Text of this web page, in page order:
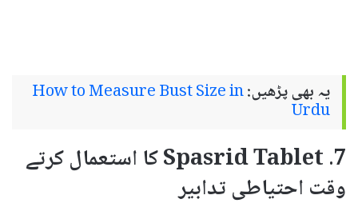
یہ بھی پڑھیں:How to Measure Bust Size in
Urdu
7. Spasrid Tablet کا استعمال کرتے
وقت احتیاطی تدابیر